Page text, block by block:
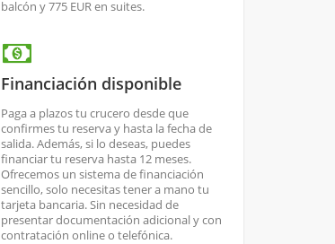
balcón y 775 EUR en suites.
Financiación disponible
Paga a plazos tu crucero desde que
confirmes tu reserva y hasta la fecha de
salida. Además, si lo deseas, puedes
financiar tu reserva hasta 12 meses.
Ofrecemos un sistema de financiación
sencillo, solo necesitas tener a mano tu
tarjeta bancaria. Sin necesidad de
presentar documentación adicional y con
contratación online o telefónica.